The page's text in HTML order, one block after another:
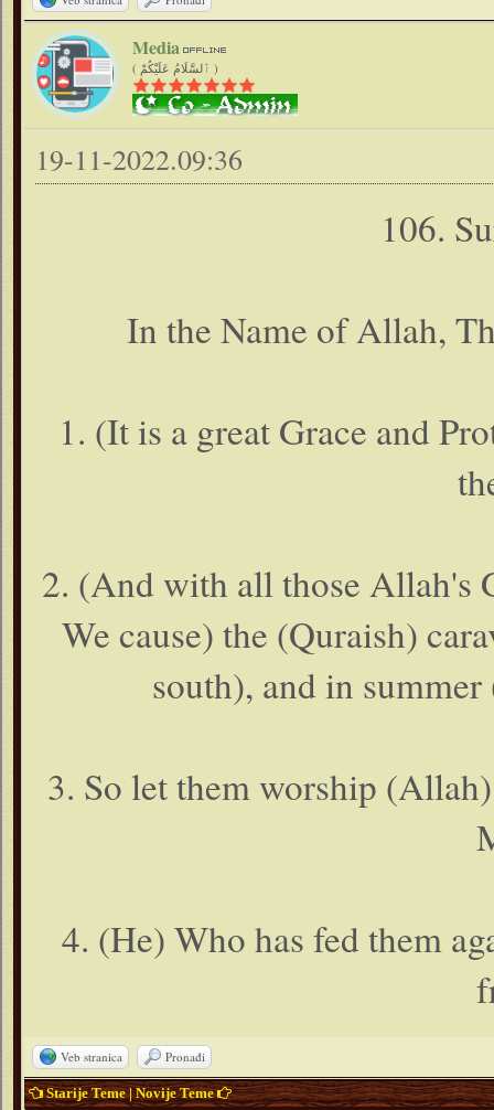
Media
( ٱلسَّلَامُ عَلَيْكُمْ )
19-11-2022.09:36
106.
In the Name of Allah,
1. (It is a great Grace and
2. (And with all those Allah's
We cause) the (Quraish)
south), and in
3. So let them worship
4. (He) Who has fed them
Veb stranica Pronađi
Starije Teme|Novije Teme